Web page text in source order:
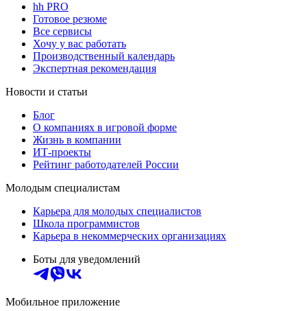
hh PRO
Готовое резюме
Все сервисы
Хочу у вас работать
Производственный календарь
Экспертная рекомендация
Новости и статьи
Блог
О компаниях в игровой форме
Жизнь в компании
ИТ-проекты
Рейтинг работодателей России
Молодым специалистам
Карьера для молодых специалистов
Школа программистов
Карьера в некоммерческих организациях
Боты для уведомлений
Мобильное приложение